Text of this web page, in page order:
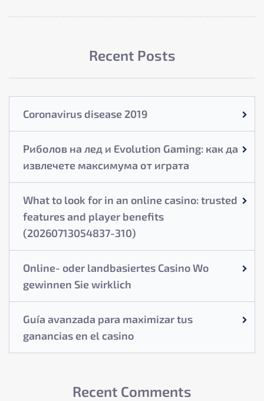
Recent Posts
Coronavirus disease 2019
Риболов на лед и Evolution Gaming: как да
извлечете максимума от играта
What to look for in an online casino: trusted
features and player benefits
(20260713054837-310)
Online- oder landbasiertes Casino Wo
gewinnen Sie wirklich
Guía avanzada para maximizar tus
ganancias en el casino
Recent Comments